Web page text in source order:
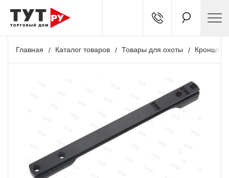
Главная Каталог товаров Товары для охоты